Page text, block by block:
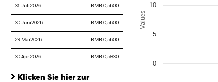
31.Juli2026 RMB 0,5600
30.Juni2026 RMB 0,5600
29.Mai2026 RMB 0,5600
30.Apr.2026 RMB 0,5930
Klicken Sie hier zur
Values
0
5
10